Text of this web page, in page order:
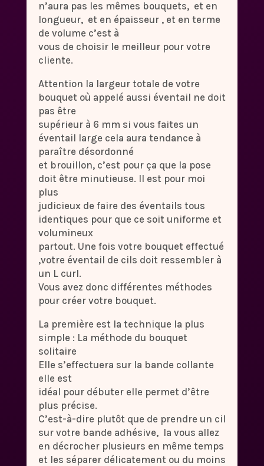
n’aura pas les mêmes bouquets, et en
longueur, et en épaisseur , et en terme
de volume c’est à
vous de choisir le meilleur pour votre
cliente.
Attention la largeur totale de votre
bouquet où appelé aussi éventail ne doit
pas être
supérieur à 6 mm si vous faites un
éventail large cela aura tendance à
paraître désordonné
et brouillon, c’est pour ça que la pose
doit être minutieuse. Il est pour moi
plus
judicieux de faire des éventails tous
identiques pour que ce soit uniforme et
volumineux
partout. Une fois votre bouquet effectué
,votre éventail de cils doit ressembler à
un L curl.
Vous avez donc différentes méthodes
pour créer votre bouquet.
La première est la technique la plus
simple : La méthode du bouquet
solitaire
Elle s’effectuera sur la bande collante
elle est
idéal pour débuter elle permet d’être
plus précise.
C’est-à-dire plutôt que de prendre un cil
sur votre bande adhésive, la vous allez
en décrocher plusieurs en même temps
et les séparer délicatement ou du moins